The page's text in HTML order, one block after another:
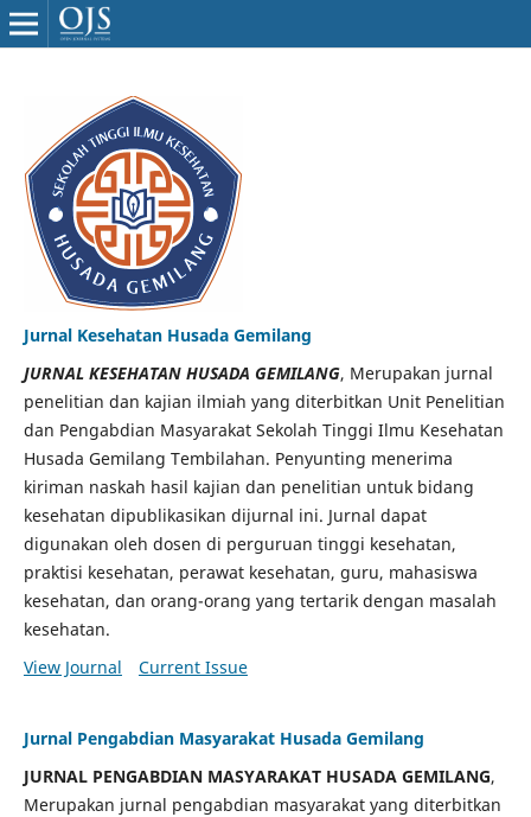
Jurnal Kesehatan Husada Gemilang
JURNAL KESEHATAN HUSADA GEMILANG, Merupakan jurnal
penelitian dan kajian ilmiah yang diterbitkan Unit Penelitian
dan Pengabdian Masyarakat Sekolah Tinggi Ilmu Kesehatan
Husada Gemilang Tembilahan. Penyunting menerima
kiriman naskah hasil kajian dan penelitian untuk bidang
kesehatan dipublikasikan dijurnal ini. Jurnal dapat
digunakan oleh dosen di perguruan tinggi kesehatan,
praktisi kesehatan, perawat kesehatan, guru, mahasiswa
kesehatan, dan orang-orang yang tertarik dengan masalah
kesehatan.
View Journal
Current Issue
Jurnal Pengabdian Masyarakat Husada Gemilang
JURNAL PENGABDIAN MASYARAKAT HUSADA GEMILANG,
Merupakan jurnal pengabdian masyarakat yang diterbitkan